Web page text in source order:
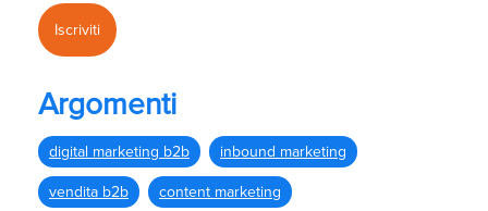
Argomenti
digital marketing b2b inbound marketing
vendita b2b content marketing